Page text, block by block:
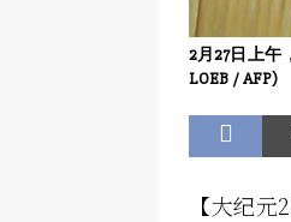
2月27日上
LOEB / AFP)
【大纪